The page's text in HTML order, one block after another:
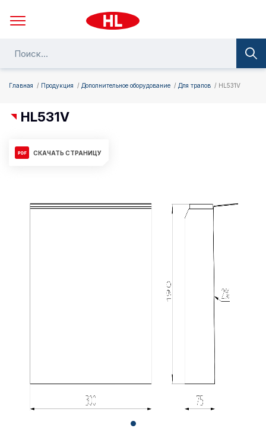
Главная Продукция Дополнительное оборудование Для трапов HL531V
HL531V
СКАЧАТЬ СТРАНИЦУ